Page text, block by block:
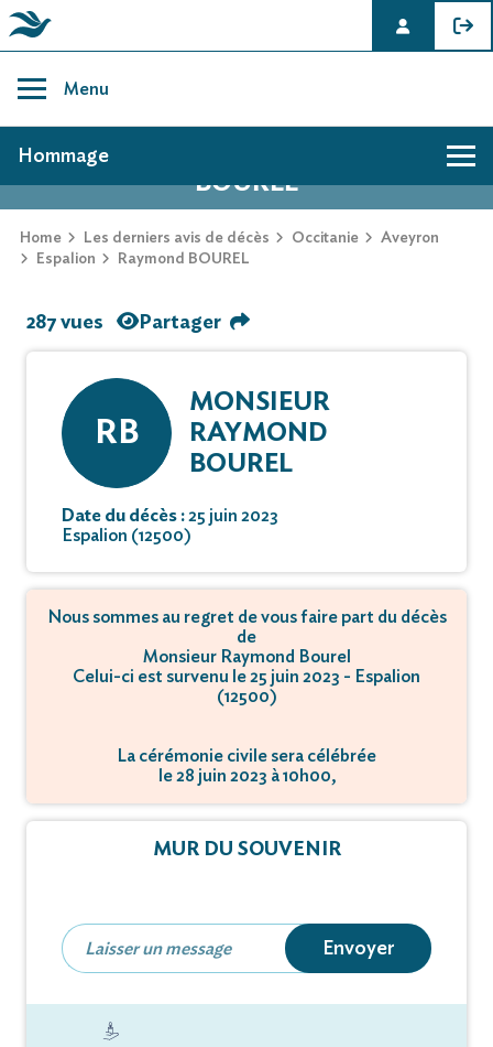
content
Menu
AVIS DE DÉCÈS DE RAYMOND
BOUREL
Home Les derniers avis de décès Occitanie
Aveyron
Espalion
Raymond BOUREL
Hommage
287 vues Partager
RB
MONSIEUR
RAYMOND
BOUREL
Date du décès :25 juin 2023
Espalion (12500)
Nous sommes au regret de vous faire part du décès
de
Monsieur Raymond Bourel
Celui-ci est survenu le 25 juin 2023 - Espalion
(12500)
La cérémonie civile sera célébrée
le 28 juin 2023 à 10h00,
MUR DU SOUVENIR
Envoyer